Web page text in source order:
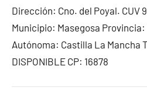
Dirección: Cno. del Poyal. CUV
Municipio: Masegosa
Autónoma: Castilla La Mancha
DISPONIBLE CP: 16878